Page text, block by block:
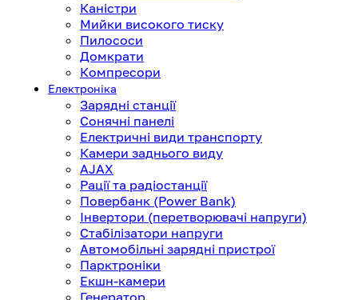
Каністри
Мийки високого тиску
Пилососи
Домкрати
Компресори
Електроніка
Зарядні станції
Сонячні панелі
Електричні види транспорту
Камери заднього виду
AJAX
Рації та радіостанції
Повербанк (Power Bank)
Інвертори (перетворювачі напруги)
Стабілізатори напруги
Автомобільні зарядні пристрої
Парктроніки
Екшн-камери
Генератор